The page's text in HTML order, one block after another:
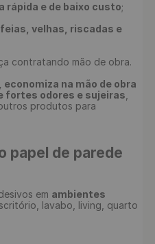
rápida e de baixo custo;
velhas, riscadas e
contratando mão de obra.
na mão de obra
fortes odores e sujeiras
produtos para
papel de parede
em ambientes
lavabo, living, quarto